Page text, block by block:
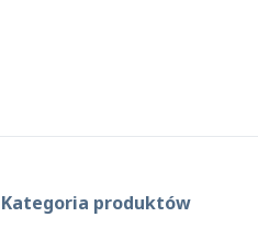
Kategoria produktów